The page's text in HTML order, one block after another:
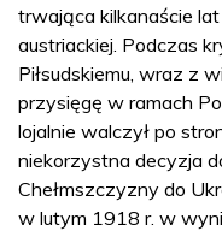
trwająca kilkanaście
austriackiej. Podczas
Piłsudskiemu, wraz z
przysięgę w ramach
lojalnie walczył po
niekorzystna decyzja
Chełmszczyzny do
w lutym 1918 r. w